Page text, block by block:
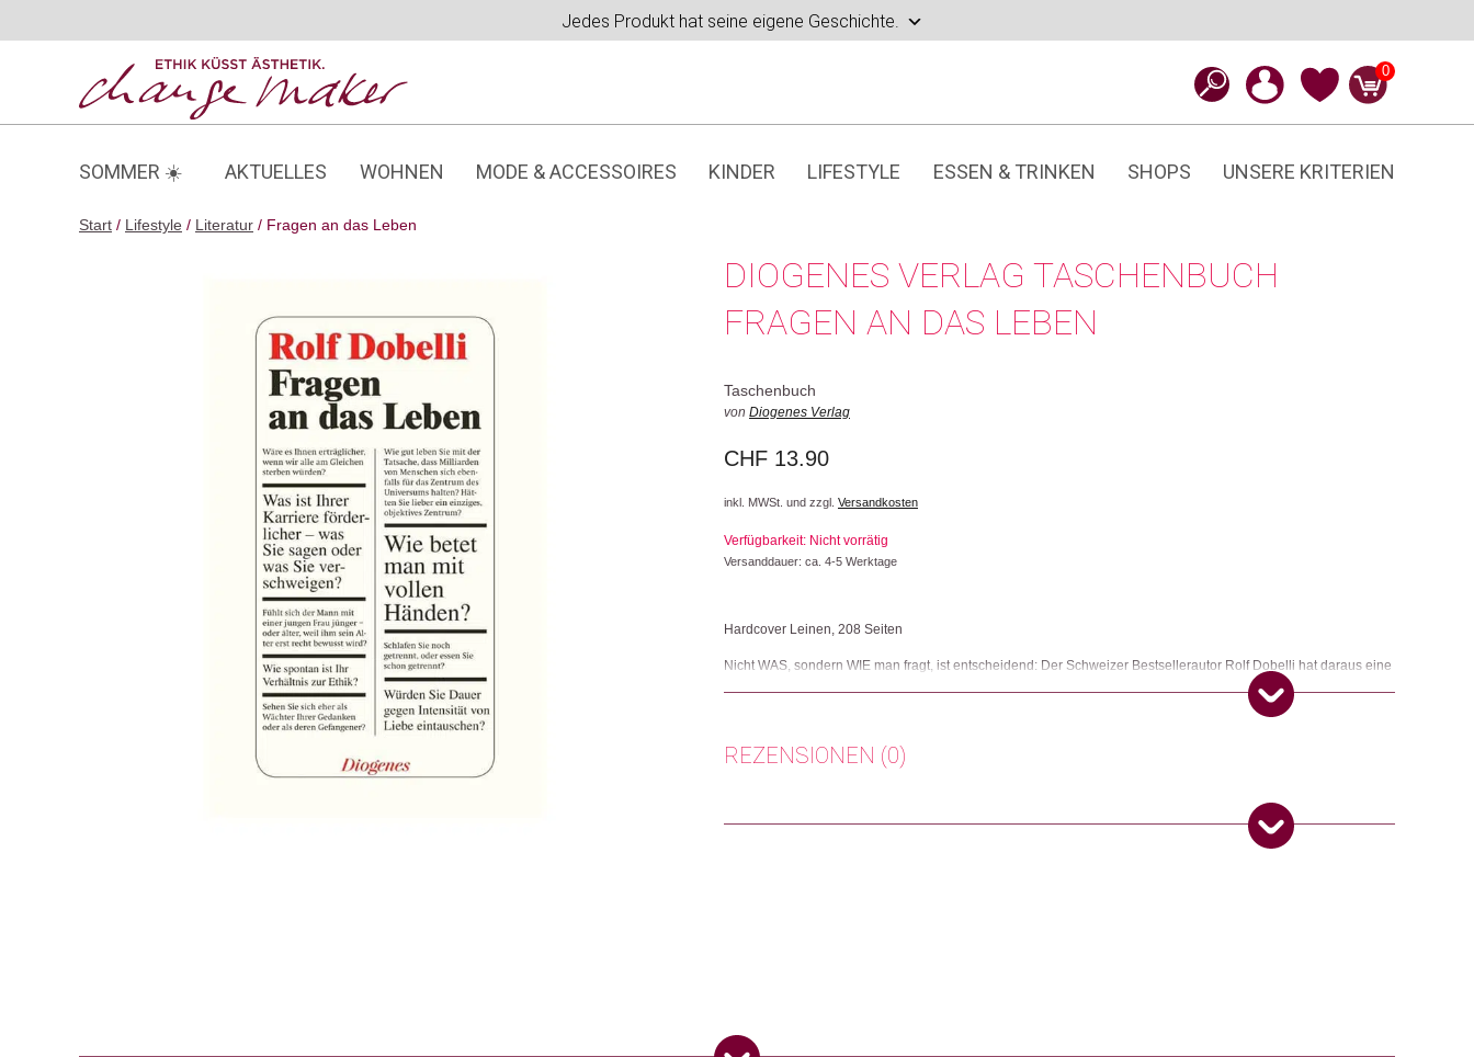
Jedes Produkt hat seine eigene Geschichte.
0
SOMMER ☀️ AKTUELLES WOHNEN MODE & ACCESSOIRES KINDER LIFESTYLE ESSEN & TRINKEN SHOPS UNSERE KRITERIEN
Start / Lifestyle / Literatur / Fragen an das Leben
DIOGENES VERLAG TASCHENBUCH
FRAGEN AN DAS LEBEN
Taschenbuch
von Diogenes Verlag
CHF 13.90
inkl. MWSt. und zzgl. Versandkosten
Verfügbarkeit: Nicht vorrätig
Versanddauer: ca. 4-5 Werktage
Hardcover Leinen, 208 Seiten
Nicht WAS, sondern WIE man fragt, ist entscheidend: Der Schweizer Bestsellerautor Rolf Dobelli hat daraus eine
kleine Lebenskunst der Selbstbefragung gemacht und provoziert mit seinen im ?stern? veröffentlichten
Fragekolumnen zum Nachdenken. Spielerisch ironische Fragen zu Themen, die jeden betreffen: zu Glück, Liebe,
Herkunft: Schweiz
REZENSIONEN (0)